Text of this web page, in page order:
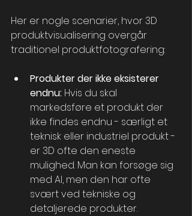
Her er nogle scenarier, hvor 3D
produktvisualisering overgår
traditionel produktfotografering:
Produkter der ikke eksisterer
endnu: Hvis du skal
markedsføre et produkt der
ikke findes endnu - særligt et
teknisk eller industriel produkt -
er 3D ofte den eneste
mulighed. Man kan forsøge sig
med AI, men den har ofte
svært ved tekniske og
detaljerede produkter.